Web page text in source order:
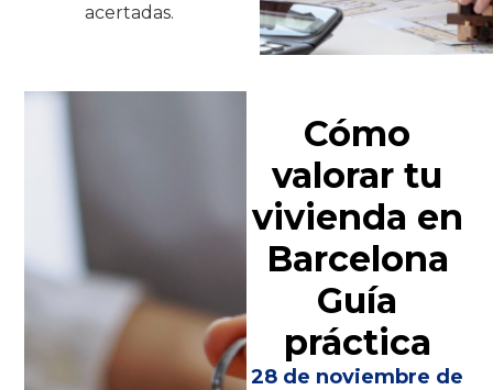
acertadas.
Cómo
valorar tu
vivienda en
Barcelona
Guía
práctica
28 de noviembre de